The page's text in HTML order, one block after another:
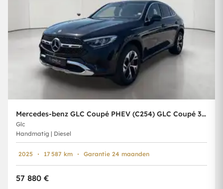
Mercedes-benz GLC Coupé PHEV (C254) GLC Coupé 300 de PHEV Luxury Line (245 kW)
Glc
Handmatig | Diesel
2025 17 587 km Garantie 24 maanden
57 880 €